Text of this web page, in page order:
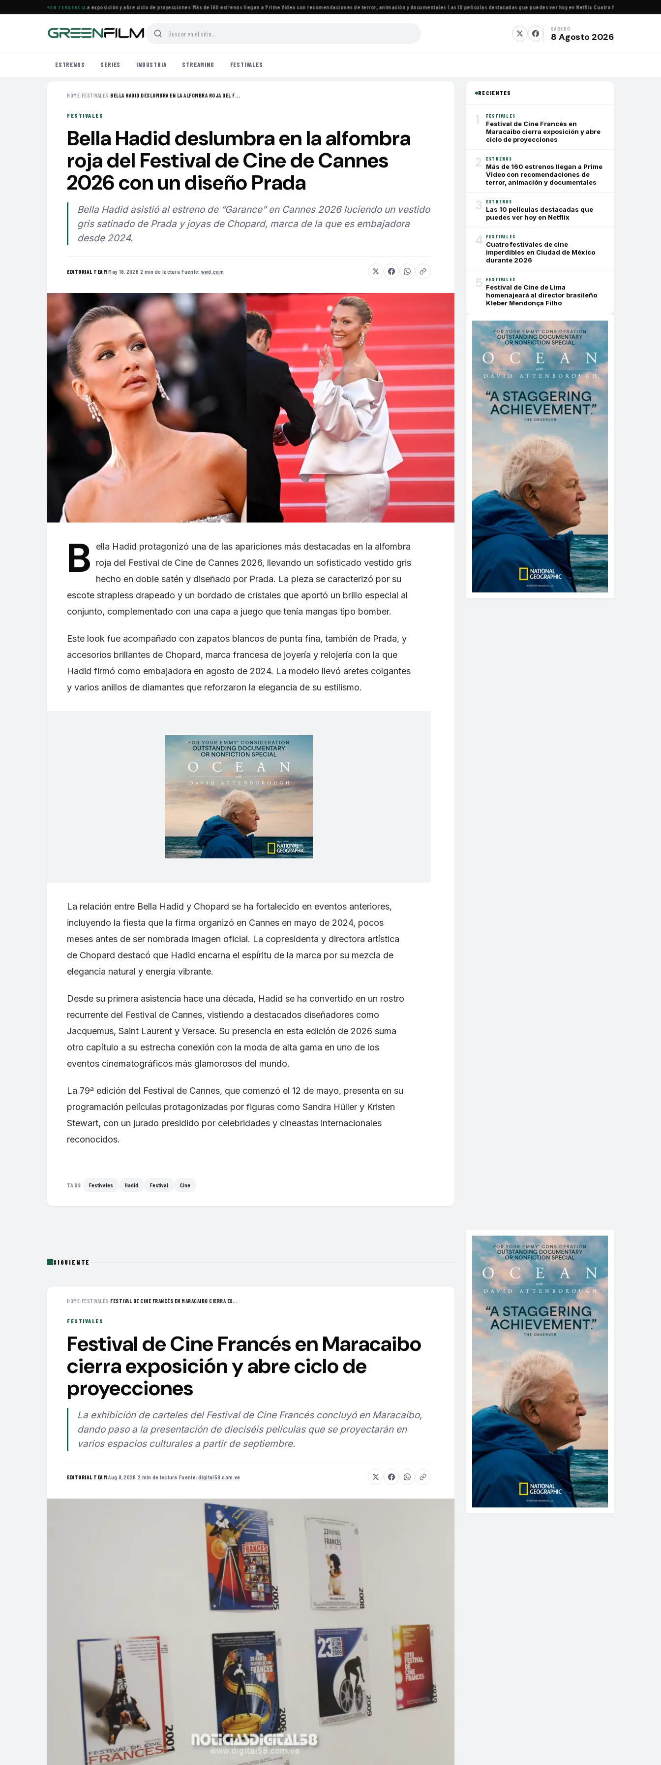
EN TENDENCIA
Francés en Maracaibo cierra exposición y abre ciclo de proyecciones·Más de 160 estrenos llegan a Prime Video con recomendaciones de terror, animación y documentales·Las 10 películas destacadas que puedes ver hoy en Netflix·Cuatro festivales de cine
SÁBADO
8 Agosto 2026
ESTRENOS SERIES INDUSTRIA STREAMING FESTIVALES
HOME›FESTIVALES ›BELLA HADID DESLUMBRA EN LA ALFOMBRA ROJA DEL F...
FESTIVALES
Bella Hadid deslumbra en la alfombra
roja del Festival de Cine de Cannes
2026 con un diseño Prada
Bella Hadid asistió al estreno de “Garance” en Cannes 2026 luciendo un vestido
gris satinado de Prada y joyas de Chopard, marca de la que es embajadora
desde 2024.
EDITORIAL TEAM·May 18, 2026·2 min de lectura·Fuente: wwd.com
B
ella Hadid protagonizó una de las apariciones más destacadas en la alfombra
roja del Festival de Cine de Cannes 2026, llevando un sofisticado vestido gris
hecho en doble satén y diseñado por Prada. La pieza se caracterizó por su
escote strapless drapeado y un bordado de cristales que aportó un brillo especial al
conjunto, complementado con una capa a juego que tenía mangas tipo bomber.
Este look fue acompañado con zapatos blancos de punta fina, también de Prada, y
accesorios brillantes de Chopard, marca francesa de joyería y relojería con la que
Hadid firmó como embajadora en agosto de 2024. La modelo llevó aretes colgantes
y varios anillos de diamantes que reforzaron la elegancia de su estilismo.
La relación entre Bella Hadid y Chopard se ha fortalecido en eventos anteriores,
incluyendo la fiesta que la firma organizó en Cannes en mayo de 2024, pocos
meses antes de ser nombrada imagen oficial. La copresidenta y directora artística
de Chopard destacó que Hadid encarna el espíritu de la marca por su mezcla de
elegancia natural y energía vibrante.
Desde su primera asistencia hace una década, Hadid se ha convertido en un rostro
recurrente del Festival de Cannes, vistiendo a destacados diseñadores como
Jacquemus, Saint Laurent y Versace. Su presencia en esta edición de 2026 suma
otro capítulo a su estrecha conexión con la moda de alta gama en uno de los
eventos cinematográficos más glamorosos del mundo.
La 79ª edición del Festival de Cannes, que comenzó el 12 de mayo, presenta en su
programación películas protagonizadas por figuras como Sandra Hüller y Kristen
Stewart, con un jurado presidido por celebridades y cineastas internacionales
reconocidos.
TAGS Festivales Hadid Festival Cine
RECIENTES
1 FESTIVALES
Festival de Cine Francés en
Maracaibo cierra exposición y abre
ciclo de proyecciones
2 ESTRENOS
Más de 160 estrenos llegan a Prime
Video con recomendaciones de
terror, animación y documentales
3 ESTRENOS
Las 10 películas destacadas que
puedes ver hoy en Netflix
4 FESTIVALES
Cuatro festivales de cine
imperdibles en Ciudad de México
durante 2026
5 FESTIVALES
Festival de Cine de Lima
homenajeará al director brasileño
Kleber Mendonça Filho
SIGUIENTE
HOME›FESTIVALES ›FESTIVAL DE CINE FRANCÉS EN MARACAIBO CIERRA EX...
FESTIVALES
Festival de Cine Francés en Maracaibo
cierra exposición y abre ciclo de
proyecciones
La exhibición de carteles del Festival de Cine Francés concluyó en Maracaibo,
dando paso a la presentación de dieciséis películas que se proyectarán en
varios espacios culturales a partir de septiembre.
EDITORIAL TEAM·Aug 8, 2026 ·2 min de lectura ·Fuente:digital58.com.ve